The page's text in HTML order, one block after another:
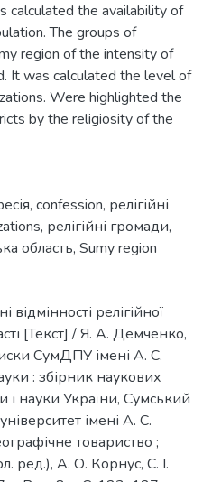
calculated the availability of
The groups of
region of the intensity of
It was calculated the level of
Were highlighted the
by the religiosity of the
, confession, релігійні
, релігійні громади,
область, Sumy region
релігійної
[Текст] / Я. А. Демченко,
СумДПУ імені А. С.
: збірник наукових
і науки України, Сумський
імені А. С.
товариство ;
ред.), А. О. Корнус, С. І.